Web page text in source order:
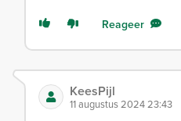
Reageer
KeesPijl
11 augustus 2024 23:43